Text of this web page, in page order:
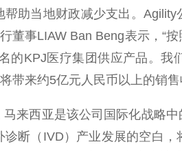
助当地财政减少支出。
董事LIAW Ban Beng表示，“
的KPJ医疗集团供应产品。我
带来约5亿元人民币以上的销售
来西亚是该公司国际化战略
断（IVD）产业发展的空白，